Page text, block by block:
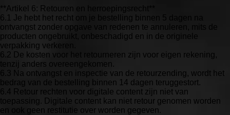
**Artikel 6: Retouren en herroepingsrecht**
6.1 Je hebt het recht om je bestelling binnen 5 dagen na
ontvangst zonder opgave van redenen te annuleren, mits de
producten ongebruikt, onbeschadigd en in de originele
verpakking verkeren.
6.2 De kosten voor het retourneren zijn voor eigen rekening,
tenzij anders overeengekomen.
6.3 Na ontvangst en inspectie van de retourzending, wordt het
bedrag van de bestelling binnen 14 dagen teruggestort.
6.4 Retour rechten voor digitale content zijn niet van
toepassing. Digitale content kan niet retour genomen worden
en ook geen restitutie over worden gegeven.